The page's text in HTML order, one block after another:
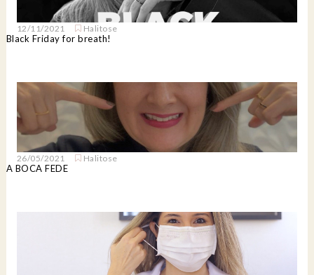
12/11/2021 Halitose
Black Friday for breath!
26/05/2021 Halitose
A BOCA FEDE